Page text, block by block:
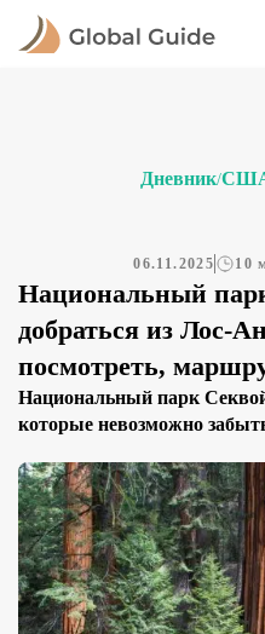
Дневник/
06.11.2025 10
Национальный
добраться из Лос-
посмотреть,
Национальный парк
которые невозможно
что размер планеты и
совсем иначе. Гиганты
живой музей природы, где
памятником эпохе, когда
городов, […]